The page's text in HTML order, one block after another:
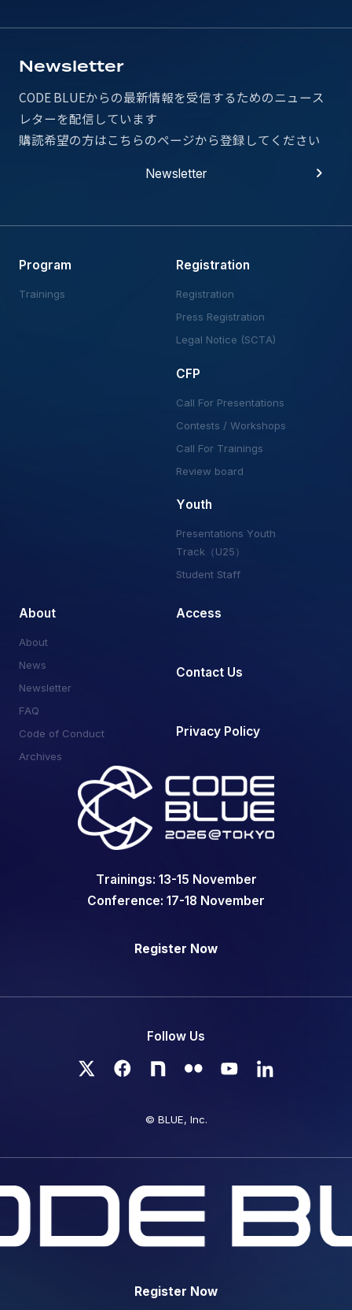
Newsletter
CODE BLUEからの最新情報を受信するためのニュース
レターを配信しています
購読希望の方はこちらのページから登録してください
Newsletter
Trainings: 13-15 November
Conference: 17-18 November
Register Now
Follow Us
Program
Trainings
Registration
Registration
Press Registration
Legal Notice (SCTA)
CFP
Call For Presentations
Contests / Workshops
Call For Trainings
Review board
Youth
Presentations Youth
Track（U25）
Student Staff
About
About
News
Newsletter
FAQ
Code of Conduct
Archives
Access
Contact Us
Privacy Policy
© BLUE, Inc.
Register Now